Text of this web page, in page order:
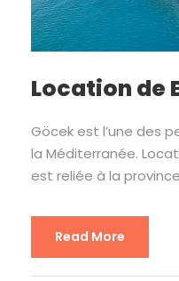
Location de
Göcek est l’une des
la Méditerranée.
est reliée à la
Read More